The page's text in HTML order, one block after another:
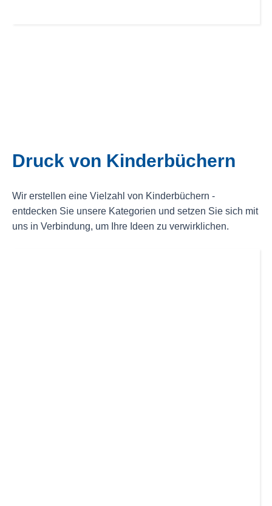
Druck von Kinderbüchern
Wir erstellen eine Vielzahl von Kinderbüchern -
entdecken Sie unsere Kategorien und setzen Sie sich mit
uns in Verbindung, um Ihre Ideen zu verwirklichen.